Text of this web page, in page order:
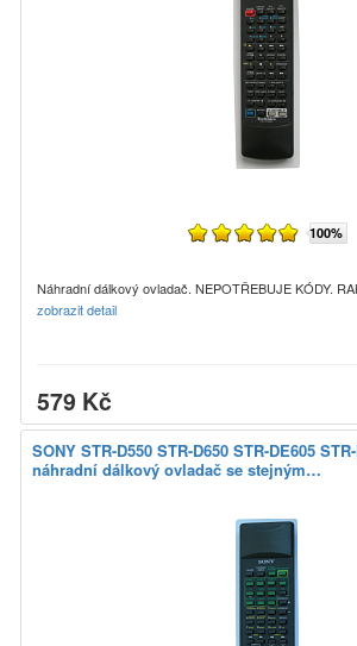
100%
Náhradní dálkový ovladač. NEPOTŘEBUJE KÓDY.
zobrazit detail
579 Kč
SONY STR-D550 STR-D650 STR-DE605
náhradní dálkový ovladač se stejným…